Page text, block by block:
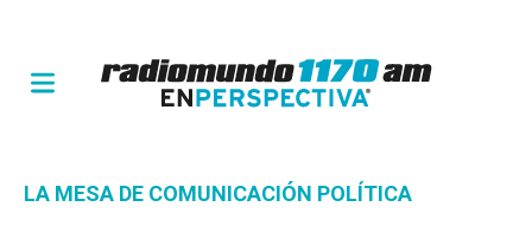
LA MESA DE COMUNICACIÓN POLÍTICA